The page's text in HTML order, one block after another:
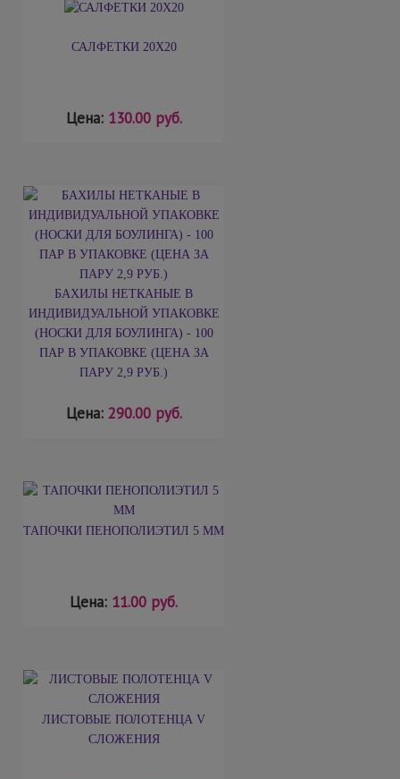
САЛФЕТКИ 20Х20
Цена: 130.00 руб.
БАХИЛЫ НЕТКАНЫЕ В
ИНДИВИДУАЛЬНОЙ УПАКОВКЕ
(НОСКИ ДЛЯ БОУЛИНГА) - 100
ПАР В УПАКОВКЕ (ЦЕНА ЗА
ПАРУ 2,9 РУБ.)
Цена: 290.00 руб.
ТАПОЧКИ ПЕНОПОЛИЭТИЛ 5 ММ
Цена: 11.00 руб.
ЛИСТОВЫЕ ПОЛОТЕНЦА V
СЛОЖЕНИЯ